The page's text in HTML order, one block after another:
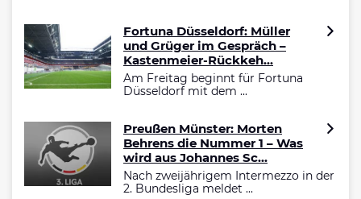
Fortuna Düsseldorf: Müller
und Grüger im Gespräch –
Kastenmeier-Rückkeh...
Am Freitag beginnt für Fortuna
Düsseldorf mit dem ...
Preußen Münster: Morten
Behrens die Nummer 1 – Was
wird aus Johannes Sc...
Nach zweijährigem Intermezzo in der
2. Bundesliga meldet ...